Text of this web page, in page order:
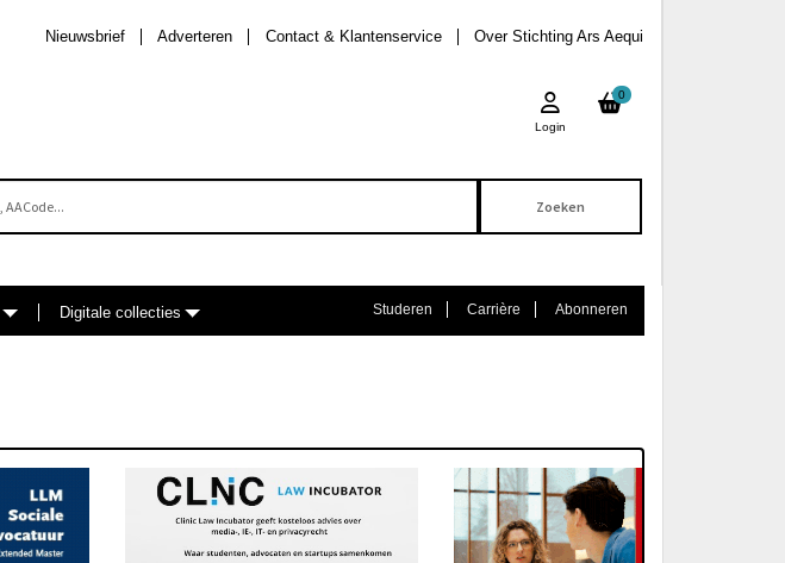
Over Stichting Ars Aequi
Contact & Klantenservice
Adverteren
Nieuwsbrief
0
Login
Digitale collecties Studeren Carrière Abonneren